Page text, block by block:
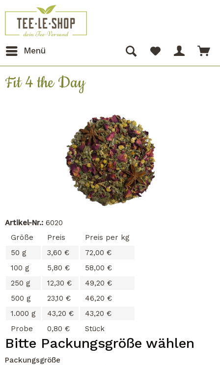
Menü
Fit 4 the Day
Artikel-Nr.: 6020
Größe
Preis
Preis per kg
50 g
3,60 €
72,00 €
100 g
5,80 €
58,00 €
250 g
12,30 €
49,20 €
500 g
23,10 €
46,20 €
1.000 g
43,20 €
43,20 €
Probe
0,80 € Stück
Bitte Packungsgröße wählen
Packungsgröße